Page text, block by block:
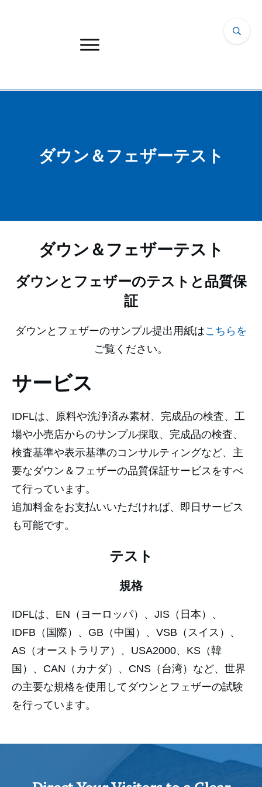
ダウン＆フェザーテスト
ダウン＆フェザーテスト
ダウンとフェザーのテストと品質保
証
ダウンとフェザーのサンプル提出用紙はこちらを
ご覧ください。
サービス
IDFLは、原料や洗浄済み素材、完成品の検査、工
場や小売店からのサンプル採取、完成品の検査、
検査基準や表示基準のコンサルティングなど、主
要なダウン＆フェザーの品質保証サービスをすべ
て行っています。
追加料金をお支払いいただければ、即日サービス
も可能です。
テスト
規格
IDFLは、EN（ヨーロッパ）、JIS（日本）、
IDFB（国際）、GB（中国）、VSB（スイス）、
AS（オーストラリア）、USA2000、KS（韓
国）、CAN（カナダ）、CNS（台湾）など、世界
の主要な規格を使用してダウンとフェザーの試験
を行っています。